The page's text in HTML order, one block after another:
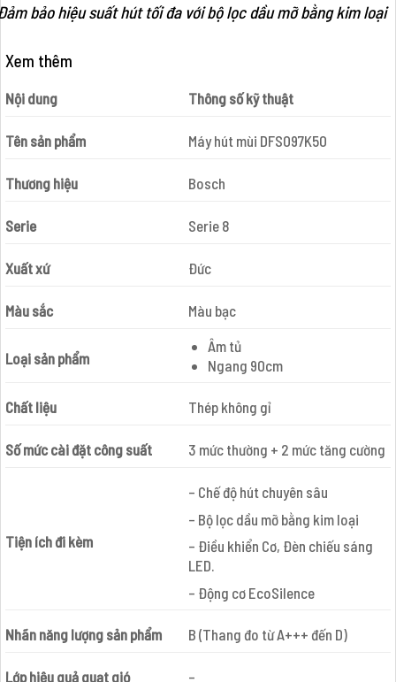
bảo hiệu suất hút tối đa với bộ lọc dầu mỡ bằng kim loại
Xem thêm
Nội dung Thông số kỹ thuật
Tên sản phẩm Máy hút mùi DFS097K50
Thương hiệu Bosch
Serie Serie 8
Xuất xứ Đức
Màu sắc Màu bạc
Loại sản phẩm
Âm tủ
Ngang 90cm
Chất liệu Thép không gỉ
Số mức cài đặt công suất 3 mức thường + 2 mức tăng cường
Tiện ích đi kèm
– Chế độ hút chuyên sâu
– Bộ lọc dầu mỡ bằng kim loại
– Điều khiển Cơ, Đèn chiếu sáng
LED.
– Động cơ EcoSilence
Nhãn năng lượng sản phẩm B (Thang đo từ A+++ đến D)
Lớp hiệu quả quạt gió –